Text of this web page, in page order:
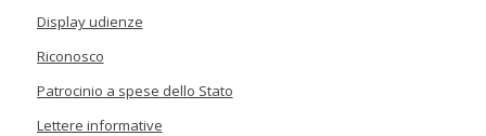
Display udienze
Riconosco
Patrocinio a spese dello Stato
Lettere informative